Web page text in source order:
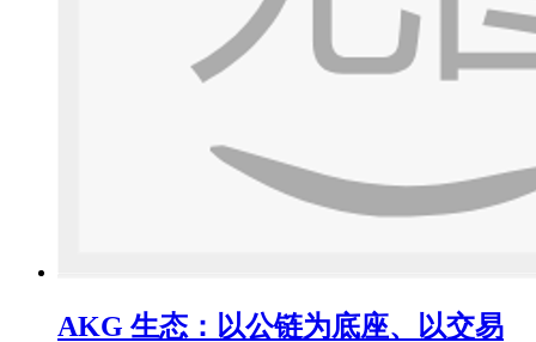
AKG 生态：以公链为底座、以交易